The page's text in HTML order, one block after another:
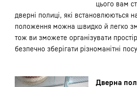
цього вам
дверні полиці, які встановлюються на
положення можна швидко й легко
тож ви зможете організувати
безпечно зберігати різноманітні
Дверна